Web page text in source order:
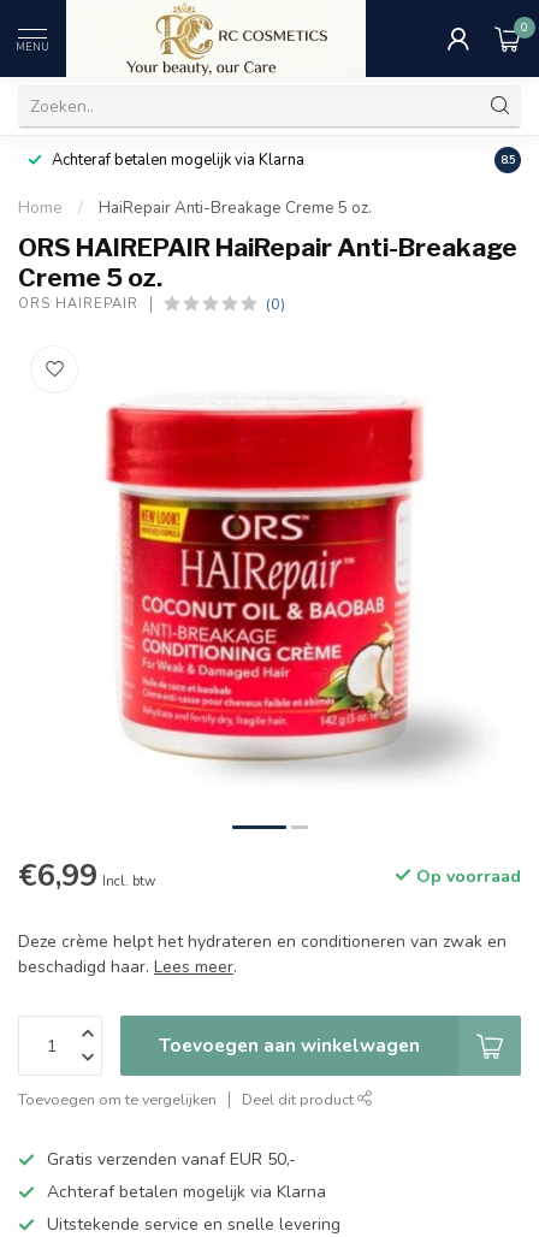
MENU
0
Achteraf betalen mogelijk via Klarna 8.5
Home / HaiRepair Anti-Breakage Creme 5 oz.
ORS HAIREPAIR HaiRepair Anti-Breakage
Creme 5 oz.
ORS HAIREPAIR (0)
€6,99 Incl. btw Op voorraad
Deze crème helpt het hydrateren en conditioneren van zwak en
beschadigd haar. Lees meer.
Toevoegen aan winkelwagen
Toevoegen om te vergelijken Deel dit product
Gratis verzenden vanaf EUR 50,-
Achteraf betalen mogelijk via Klarna
Uitstekende service en snelle levering